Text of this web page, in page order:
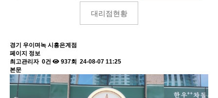
대리점현황
경기
우이며녹 시흥은계점
페이지 정보
최고관리자 0건 937회 24-08-07 11:25
본문